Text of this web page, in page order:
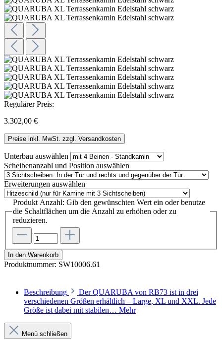
Regulärer Preis:
3.302,00 €
Preise inkl. MwSt. zzgl. Versandkosten
Unterbau auswählen
Scheibenanzahl und Position auswählen
Erweiterungen auswählen
Produkt Anzahl: Gib den gewünschten Wert ein oder benutze
die Schaltflächen um die Anzahl zu erhöhen oder zu
reduzieren.
In den Warenkorb
Produktnummer: SW10006.61
Beschreibung
Der QUARUBA von RB73 ist in drei
verschiedenen Größen erhältlich – Large, XL und XXL. Jede
Größe ist dabei mit stabilen… Mehr
Menü schließen